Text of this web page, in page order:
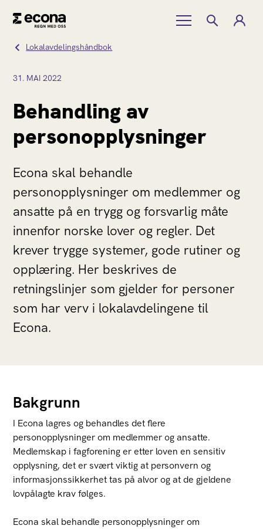
Lokalavdelingshåndbok
31. MAI 2022
Behandling av
personopplysninger
Econa skal behandle
personopplysninger om medlemmer og
ansatte på en trygg og forsvarlig måte
innenfor norske lover og regler. Det
krever trygge systemer, gode rutiner og
opplæring. Her beskrives de
retningslinjer som gjelder for personer
som har verv i lokalavdelingene til
Econa.
Bakgrunn
I Econa lagres og behandles det flere
personopplysninger om medlemmer og ansatte.
Medlemskap i fagforening er etter loven en sensitiv
opplysning, det er svært viktig at personvern og
informasjonssikkerhet tas på alvor og at de gjeldene
lovpålagte krav følges.
Econa skal behandle personopplysninger om